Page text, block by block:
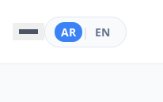
EN
|
AR